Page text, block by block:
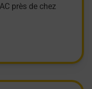
près de chez